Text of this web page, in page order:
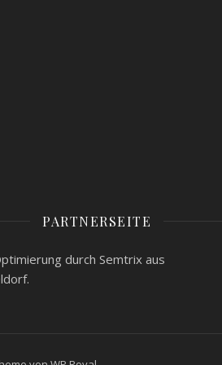
PARTNERSEITE
durch Semtrix aus